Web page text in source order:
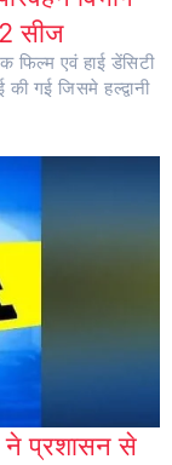
सीज
फिल्म एवं हाई डेंसिटी
की गई जिसमे हल्द्वानी
ने प्रशासन से